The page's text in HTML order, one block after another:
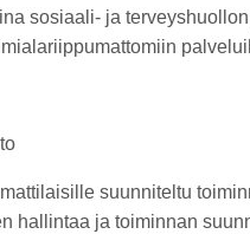
sosiaali- ja
suunniteltu
hallintaa ja toiminnan